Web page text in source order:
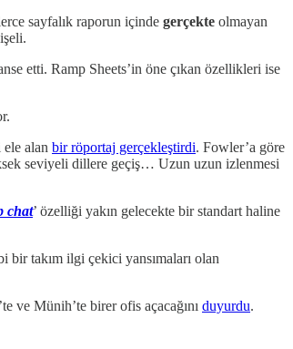
sayfalık raporun içinde gerçekte olmayan
etti. Ramp Sheets’in öne çıkan özellikleri ise
alan bir röportaj gerçekleştirdi. Fowler’a göre
seviyeli dillere geçiş… Uzun uzun izlenmesi
chat’ özelliği yakın gelecekte bir standart haline
bir takım ilgi çekici yansımaları olan
ve Münih’te birer ofis açacağını duyurdu.